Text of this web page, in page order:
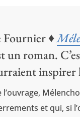
Fournier ♦
un roman.
inspirer
l’ouvrage,
et qui, si